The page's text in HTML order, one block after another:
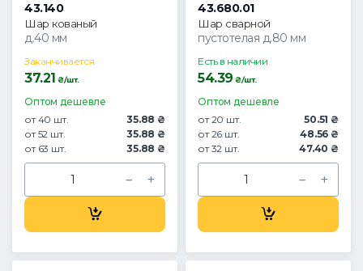
43.140
Шар кованый
д.40 мм
Заканчивается
37.21 ₴/шт.
Оптом дешевле
от 40 шт.
35.88 ₴
от 52 шт.
35.88 ₴
от 63 шт.
35.88 ₴
43.680.01
Шар сварной
пустотелая д.80 мм
Есть в наличии
54.39 ₴/шт.
Оптом дешевле
от 20 шт.
50.51 ₴
от 26 шт.
48.56 ₴
от 32 шт.
47.40 ₴